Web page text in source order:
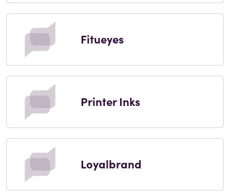
Fitueyes
Printer Inks
Loyalbrand